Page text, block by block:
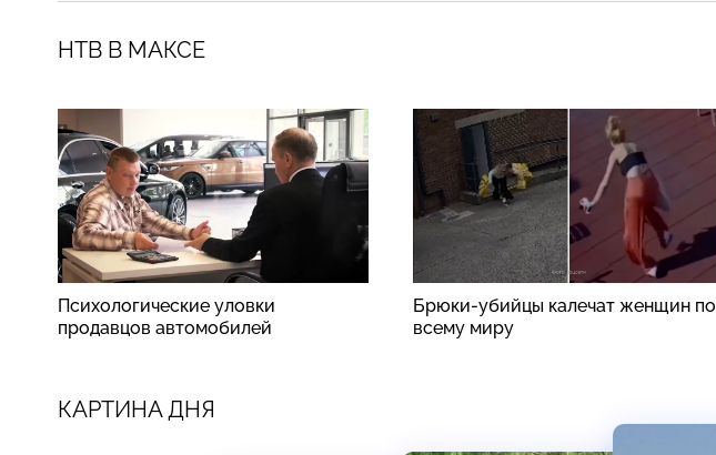
НТВ В МАКСЕ
Психологические уловки
продавцов автомобилей
Брюки-убийцы калечат женщин по
всему миру
КАРТИНА ДНЯ